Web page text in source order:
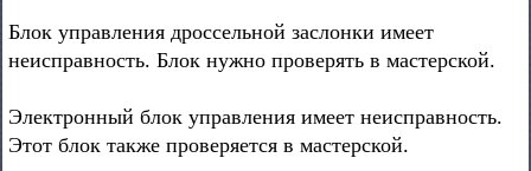
Блок управления дроссельной заслонки имеет
неисправность. Блок нужно проверять в мастерской.
Электронный блок управления имеет неисправность.
Этот блок также проверяется в мастерской.